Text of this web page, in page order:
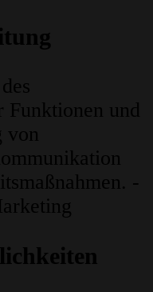
Funktionen und
von
-